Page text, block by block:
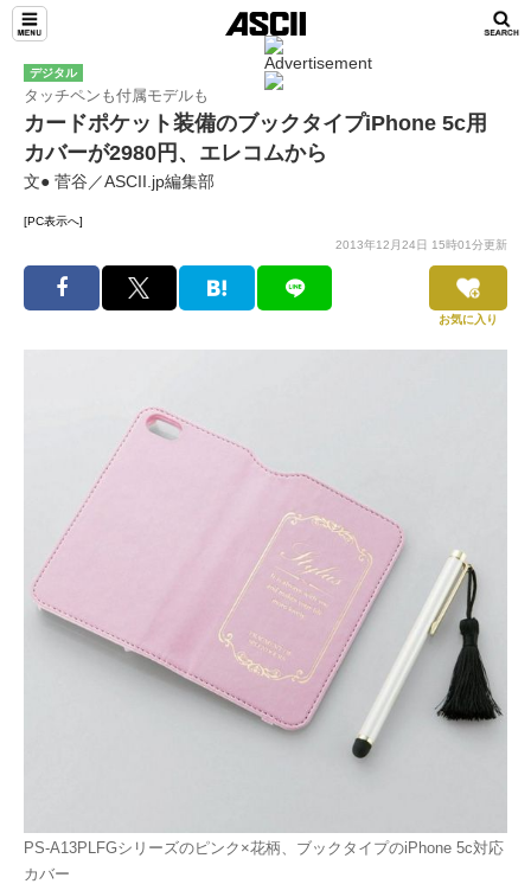
デジタル
タッチペンも付属モデルも
カードポケット装備のブックタイプiPhone 5c用
カバーが2980円、エレコムから
文● 菅谷／ASCII.jp編集部
[PC表示へ]
2013年12月24日 15時01分更新
お気に入り
PS-A13PLFGシリーズのピンク×花柄、ブックタイプのiPhone 5c対応
カバー